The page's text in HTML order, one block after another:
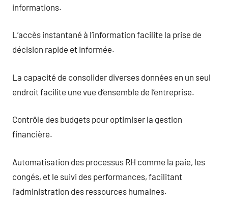
informations.
L’accès instantané à l’information facilite la prise de
décision rapide et informée.
La capacité de consolider diverses données en un seul
endroit facilite une vue d’ensemble de l’entreprise.
Contrôle des budgets pour optimiser la gestion
financière.
Automatisation des processus RH comme la paie, les
congés, et le suivi des performances, facilitant
l’administration des ressources humaines.